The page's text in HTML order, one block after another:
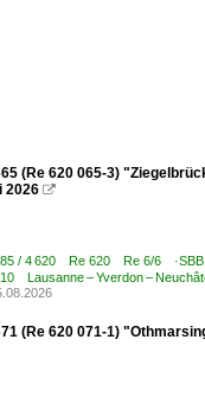
(Re 620 065-3)
2026 
/ 4 620 Re 620 Re 6/6
Lausanne – Yverdon –
(Re 620 071-1)